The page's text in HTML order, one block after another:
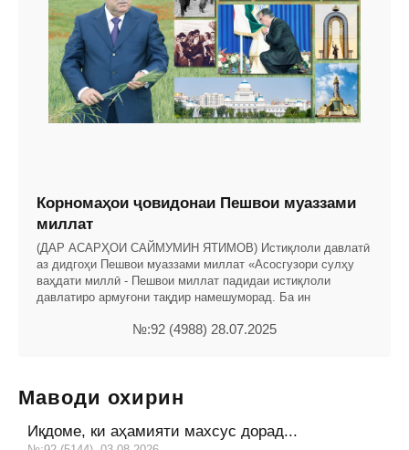
Корномаҳои ҷовидонаи Пешвои муаззами
миллат
(ДАР АСАРҲОИ САЙМУМИН ЯТИМОВ) Истиқлоли давлатӣ
аз дидгоҳи Пешвои муаззами миллат «Асосгузори сулҳу
ваҳдати миллӣ - Пешвои миллат падидаи истиқлоли
давлатиро армуғони тақдир намешуморад. Ба ин
№:92 (4988) 28.07.2025
Маводи охирин
Иқдоме, ки аҳамияти махсус дорад...